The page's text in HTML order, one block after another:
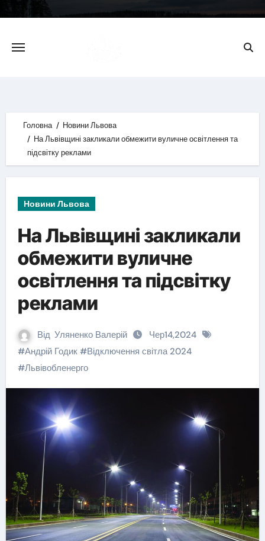
content
Головна
Новини Львова
На Львівщині закликали обмежити вуличне освітлення та
підсвітку реклами
Новини Львова
На Львівщині закликали
обмежити вуличне
освітлення та підсвітку
реклами
Від Уляненко Валерій
Чер14,2024
#Андрій Годик#Відключення світла 2024
#Львівобленерго